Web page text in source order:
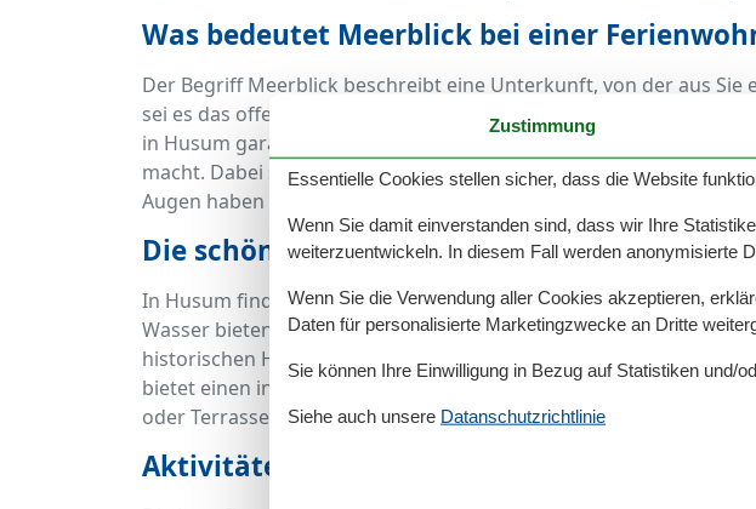
Was bedeutet Meerblick bei einer
Der Begriff Meerblick beschreibt eine Unterkunft, von der aus Sie
sei es das offene Meer, die Förde oder eine angrenzende Bucht.
in Husum garantiert Ihnen diesen besonderen Ausblick, der Ihren
macht. Dabei spielt es keine Rolle, ob Sie das offene Nordseeufer
Augen haben – die Nähe zum Wasser sorgt für eine entspannte
Die schönsten Ferienwohnungen mit
In Husum finden Sie eine große Auswahl an Ferienwohnungen,
Wasser bieten. Ob modern eingerichtete Apartments im Zentrum,
historischen Häusern oder großzügige Domizile am Stadtrand –
bietet einen individuellen Charme. Viele dieser Ferienwohnungen
oder Terrassen, von denen Sie den Meerblick besonders gut
Aktivitäten rund um Ihre Ferienwohnung mit
Zustimmung
Essentielle Cookies stellen sicher, dass die Website
Wenn Sie damit einverstanden sind, dass wir Ihre
weiterzuentwickeln. In diesem Fall werden anonymisierte
Wenn Sie die Verwendung aller Cookies akzeptieren,
Daten für personalisierte Marketingzwecke an Dritte
Sie können Ihre Einwilligung in Bezug auf Statistiken und/
Siehe auch unsere Datanschutzrichtlinie